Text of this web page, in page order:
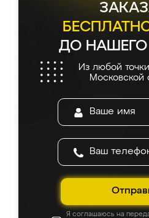
ДО
Из любой
Московской
Я соглашаюсь на